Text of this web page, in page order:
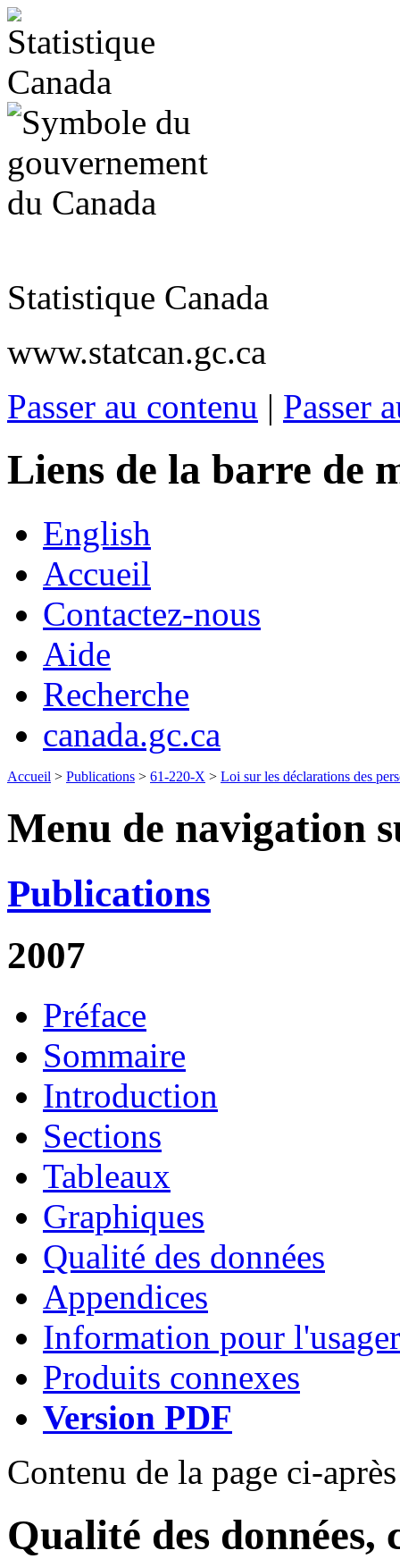
Statistique Canada
www.statcan.gc.ca
Passer au contenu | Passer
Liens de la barre de
English
Accueil
Contactez-nous
Aide
Recherche
canada.gc.ca
Accueil > Publications > 61-220-X > Loi sur les déclarations des
Menu de navigation
Publications
2007
Préface
Sommaire
Introduction
Sections
Tableaux
Graphiques
Qualité des données
Appendices
Information pour l'usager
Produits connexes
Version PDF
Contenu de la page ci-après
Qualité des données,